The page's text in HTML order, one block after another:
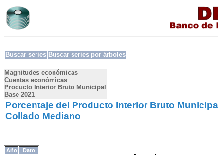
Buscar series Buscar series por árboles
Magnitudes económicas
Cuentas económicas
Producto Interior Bruto Municipal
Base 2021
Porcentaje del Producto Interior Bruto
Collado Mediano
Año
Dato